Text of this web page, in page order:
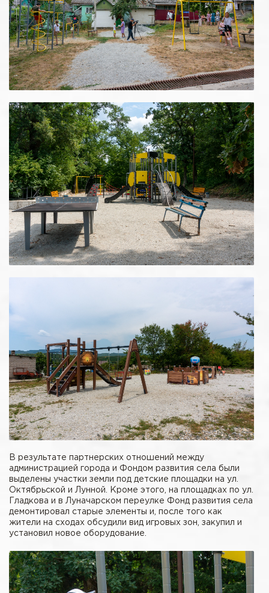
В результате партнерских отношений между
администрацией города и Фондом развития села были
выделены участки земли под детские площадки на ул.
Октябрьской и Лунной. Кроме этого, на площадках по ул.
Гладкова и в Луначарском переулке Фонд развития села
демонтировал старые элементы и, после того как
жители на сходах обсудили вид игровых зон, закупил и
установил новое оборудование.